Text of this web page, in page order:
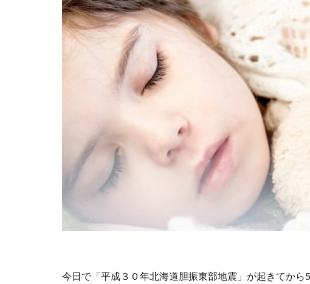
今日で「平成３０年北海道胆振東部地震」が起きてか